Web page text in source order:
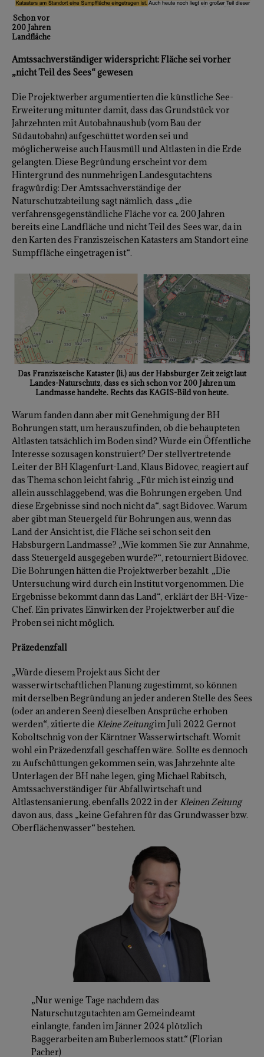
Schon vor
200 Jahren
Landfläche
Amtssachverständiger widerspricht: Fläche sei vorher
„nicht Teil des Sees“ gewesen
Die Projektwerber argumentierten die künstliche See-
Erweiterung mitunter damit, dass das Grundstück vor
Jahrzehnten mit Autobahnaushub (vom Bau der
Südautobahn) aufgeschüttet worden sei und
möglicherweise auch Hausmüll und Altlasten in die Erde
gelangten. Diese Begründung erscheint vor dem
Hintergrund des nunmehrigen Landesgutachtens
fragwürdig: Der Amtssachverständige der
Naturschutzabteilung sagt nämlich, dass „die
verfahrensgegenständliche Fläche vor ca. 200 Jahren
bereits eine Landfläche und nicht Teil des Sees war, da in
den Karten des Franziszeischen Katasters am Standort eine
Sumpffläche eingetragen ist“.
Das Franziszeische Kataster (li.) aus der Habsburger Zeit zeigt laut
Landes-Naturschutz, dass es sich schon vor 200 Jahren um
Landmasse handelte. Rechts das KAGIS-Bild von heute.
Warum fanden dann aber mit Genehmigung der BH
Bohrungen statt, um herauszufinden, ob die behaupteten
Altlasten tatsächlich im Boden sind? Wurde ein Öffentliche
Interesse sozusagen konstruiert? Der stellvertretende
Leiter der BH Klagenfurt-Land, Klaus Bidovec, reagiert auf
das Thema schon leicht fahrig. „Für mich ist einzig und
allein ausschlaggebend, was die Bohrungen ergeben. Und
diese Ergebnisse sind noch nicht da“, sagt Bidovec. Warum
aber gibt man Steuergeld für Bohrungen aus, wenn das
Land der Ansicht ist, die Fläche sei schon seit den
Habsburgern Landmasse? „Wie kommen Sie zur Annahme,
dass Steuergeld ausgegeben wurde?“, retourniert Bidovec.
Die Bohrungen hätten die Projektwerber bezahlt. „Die
Untersuchung wird durch ein Institut vorgenommen. Die
Ergebnisse bekommt dann das Land“, erklärt der BH-Vize-
Chef. Ein privates Einwirken der Projektwerber auf die
Proben sei nicht möglich.
Präzedenzfall
„Würde diesem Projekt aus Sicht der
wasserwirtschaftlichen Planung zugestimmt, so können
mit derselben Begründung an jeder anderen Stelle des Sees
(oder an anderen Seen) dieselben Ansprüche erhoben
werden“, zitierte die Kleine Zeitungim Juli 2022 Gernot
Koboltschnig von der Kärntner Wasserwirtschaft. Womit
wohl ein Präzedenzfall geschaffen wäre. Sollte es dennoch
zu Aufschüttungen gekommen sein, was Jahrzehnte alte
Unterlagen der BH nahe legen, ging Michael Rabitsch,
Amtssachverständiger für Abfallwirtschaft und
Altlastensanierung, ebenfalls 2022 in der Kleinen Zeitung
davon aus, dass „keine Gefahren für das Grundwasser bzw.
Oberflächenwasser“ bestehen.
„Nur wenige Tage nachdem das
Naturschutzgutachten am Gemeindeamt
einlangte, fanden im Jänner 2024 plötzlich
Baggerarbeiten am Buberlemoos statt.“ (Florian
Pacher)